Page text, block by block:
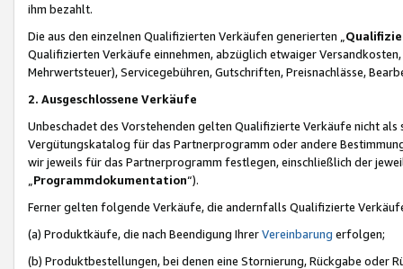
ihm bezahlt.
Die aus den einzelnen Qualifizierten Verkäufen generierten „
Qualifizierten Verkäufe einnehmen, abzüglich etwaiger
Mehrwertsteuer), Servicegebühren, Gutschriften, Preisnachlässe,
2. Ausgeschlossene Verkäufe
Unbeschadet des Vorstehenden gelten Qualifizierte Verkäufe nicht
Vergütungskatalog für das Partnerprogramm oder andere
wir jeweils für das Partnerprogramm festlegen, einschließlich der
Programmdokumentation“).
Ferner gelten folgende Verkäufe, die andernfalls Qualifizierte
(a) Produktkäufe, die nach Beendigung IhrerVereinbarung erfolgen;
(b) Produktbestellungen, bei denen eine Stornierung, Rückgabe oder